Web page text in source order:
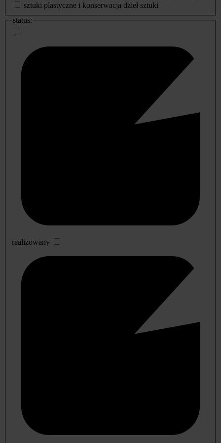
sztuki plastyczne i konserwacja dzieł sztuki
status:
realizowany